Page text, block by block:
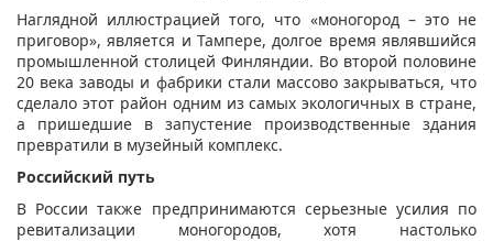
Наглядной иллюстрацией того, что «моногород – это не
приговор», является и Тампере, долгое время являвшийся
промышленной столицей Финляндии. Во второй половине
20 века заводы и фабрики стали массово закрываться, что
сделало этот район одним из самых экологичных в стране,
а пришедшие в запустение производственные здания
превратили в музейный комплекс.
Российский путь
В России также предпринимаются серьезные усилия по
ревитализации моногородов, хотя настолько